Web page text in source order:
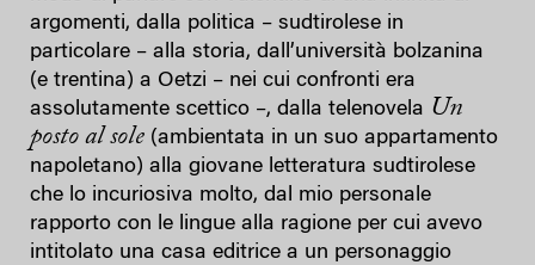
argomenti, dalla politica – sudtirolese in
particolare – alla storia, dall’università bolzanina
(e trentina) a Oetzi – nei cui confronti era
assolutamente scettico –, dalla telenovela Un
posto al sole (ambientata in un suo appartamento
napoletano) alla giovane letteratura sudtirolese
che lo incuriosiva molto, dal mio personale
rapporto con le lingue alla ragione per cui avevo
intitolato una casa editrice a un personaggio